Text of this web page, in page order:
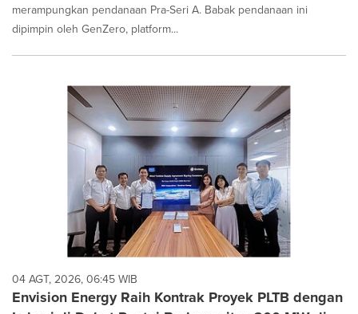
News
listings
merampungkan pendanaan Pra-Seri A. Babak pendanaan ini
dipimpin oleh GenZero, platform...
04 AGT, 2026, 06:45 WIB
Envision Energy Raih Kontrak Proyek PLTB dengan